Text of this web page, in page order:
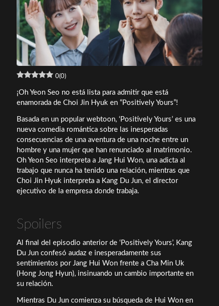
0(0)
¡Oh Yeon Seo no está lista para admitir que está
enamorada de Choi Jin Hyuk en “Positively Yours”!
Basada en un popular webtoon, ‘Positively Yours’ es una
nueva comedia romántica sobre las inesperadas
consecuencias de una aventura de una noche entre un
hombre y una mujer que han renunciado al matrimonio.
Oh Yeon Seo interpreta a Jang Hui Won, una adicta al
trabajo que nunca ha tenido una relación, mientras que
Choi Jin Hyuk interpreta a Kang Du Jun, el director
ejecutivo de la empresa donde trabaja.
Spoilers
Al final del episodio anterior de ‘Positively Yours’, Kang
Du Jun confesó audaz e inesperadamente sus
sentimientos por Jang Hui Won frente a Cha Min Uk
(Hong Jong Hyun), insinuando un cambio importante en
su relación.
Mientras Du Jun comienza su búsqueda de Hui Won en